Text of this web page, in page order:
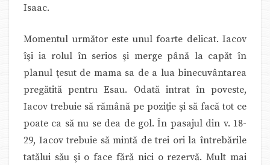
Isaac.
Momentul următor este unul foarte delicat. Iacov
îşi ia rolul în serios şi merge până la capăt în
planul ţesut de mama sa de a lua binecuvântarea
pregătită pentru Esau. Odată intrat în poveste,
Iacov trebuie să rămână pe poziţie şi să facă tot ce
poate ca să nu se dea de gol. În pasajul din v. 18-
29, Iacov trebuie să mintă de trei ori la întrebările
tatălui său şi o face fără nici o rezervă. Mult mai